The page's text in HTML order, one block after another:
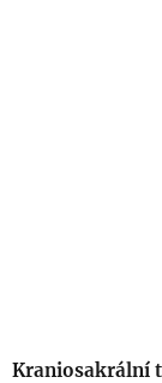
Kraniosakrální